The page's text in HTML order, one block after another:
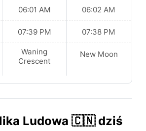
06:01 AM
07:39 PM
Waning
Crescent
06:02 AM
07:38 PM
New Moon
Ludowa 🇨🇳 dziś